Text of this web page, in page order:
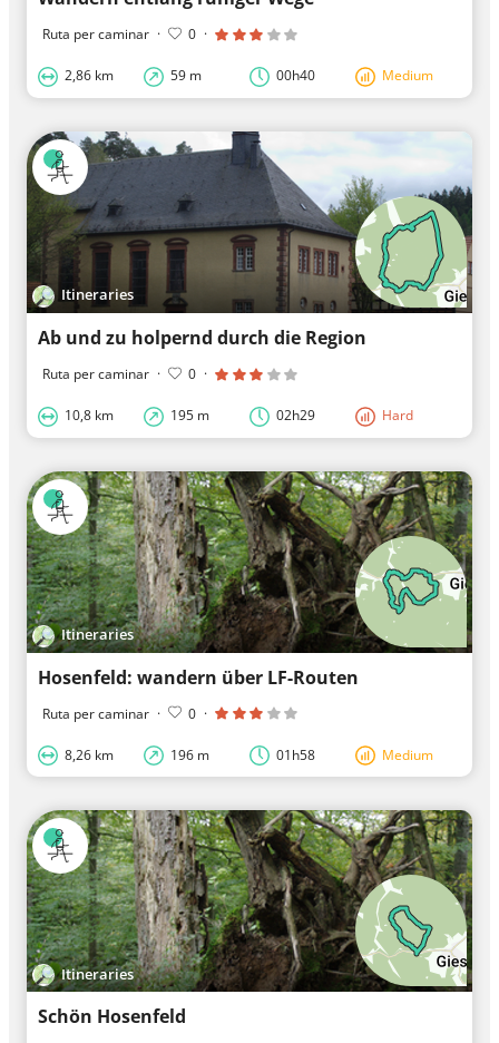
Ruta per caminar · 0 ·
2,86 km 59 m 00h40 Medium
Itineraries
Ab und zu holpernd durch die Region
Ruta per caminar · 0 ·
10,8 km 195 m 02h29 Hard
Itineraries
Hosenfeld: wandern über LF-Routen
Ruta per caminar · 0 ·
8,26 km 196 m 01h58 Medium
Itineraries
Schön Hosenfeld